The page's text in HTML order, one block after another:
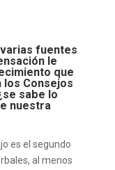
fuentes
le
que
los Consejos
sabe lo
nuestra
es el segundo
al menos